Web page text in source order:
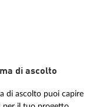
di ascolto
di ascolto puoi capire